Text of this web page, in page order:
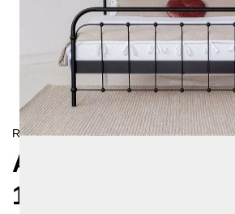
RETRO/LANDHAUS
AMITA
160X200 CM